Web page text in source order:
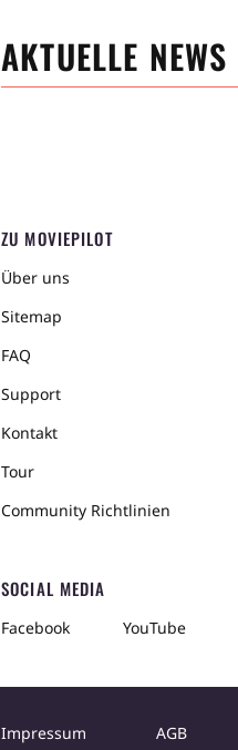
AKTUELLE NEWS
ZU MOVIEPILOT
Über uns
Sitemap
FAQ
Support
Kontakt
Tour
Community Richtlinien
SOCIAL MEDIA
Facebook YouTube
Impressum AGB